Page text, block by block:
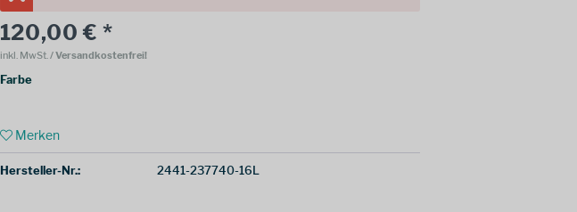
120,00 € *
inkl. MwSt./ Versandkostenfrei!
Farbe
Merken
Hersteller-Nr.: 2441-237740-16L